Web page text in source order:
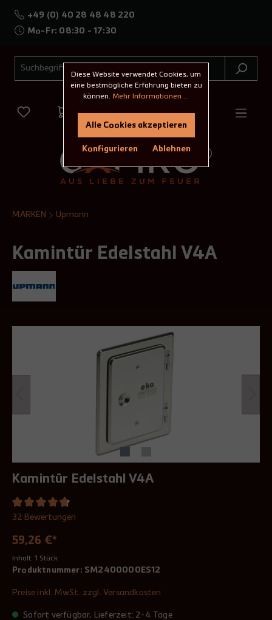
+49 (0) 40 28 48 48 220
Mo-Fr: 08:30 - 17:30
MARKEN Upmann
Kamintür Edelstahl V4A
Kamintür Edelstahl V4A
32 Bewertungen
59,26 €*
Inhalt: 1 Stück
Produktnummer: SM2400000ES12
Preise inkl. MwSt. zzgl. Versandkosten
Sofort verfügbar, Lieferzeit: 2-4 Tage
Diese Website verwendet Cookies, um
eine bestmögliche Erfahrung bieten zu
können. Mehr Informationen ...
Ablehnen
Konfigurieren
Alle Cookies akzeptieren